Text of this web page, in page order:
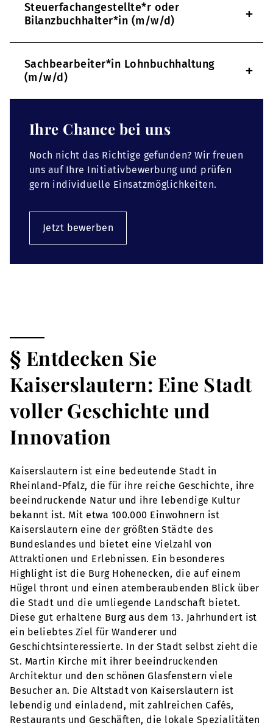
Steuerfachangestellte*r oder
Bilanzbuchhalter*in (m/w/d)
+
Sachbearbeiter*in Lohnbuchhaltung
(m/w/d)
+
Ihre Chance bei uns
Noch nicht das Richtige gefunden? Wir freuen
uns auf Ihre Initiativbewerbung und prüfen
gern individuelle Einsatzmöglichkeiten.
Jetzt bewerben
§ Entdecken Sie
Kaiserslautern: Eine Stadt
voller Geschichte und
Innovation
Kaiserslautern ist eine bedeutende Stadt in
Rheinland-Pfalz, die für ihre reiche Geschichte, ihre
beeindruckende Natur und ihre lebendige Kultur
bekannt ist. Mit etwa 100.000 Einwohnern ist
Kaiserslautern eine der größten Städte des
Bundeslandes und bietet eine Vielzahl von
Attraktionen und Erlebnissen. Ein besonderes
Highlight ist die Burg Hohenecken, die auf einem
Hügel thront und einen atemberaubenden Blick über
die Stadt und die umliegende Landschaft bietet.
Diese gut erhaltene Burg aus dem 13. Jahrhundert ist
ein beliebtes Ziel für Wanderer und
Geschichtsinteressierte. In der Stadt selbst zieht die
St. Martin Kirche mit ihrer beeindruckenden
Architektur und den schönen Glasfenstern viele
Besucher an. Die Altstadt von Kaiserslautern ist
lebendig und einladend, mit zahlreichen Cafés,
Restaurants und Geschäften, die lokale Spezialitäten